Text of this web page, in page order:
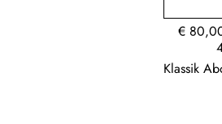
€
Klassik